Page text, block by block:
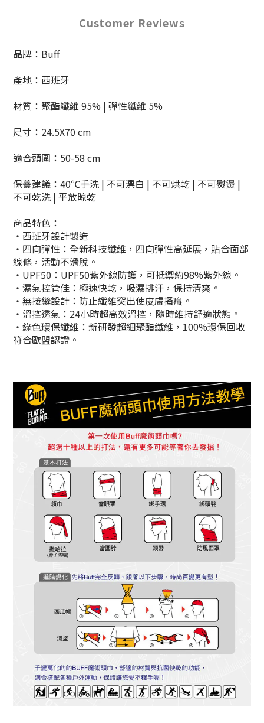
Customer Reviews
品牌：Buff
產地：西班牙
材質：聚酯纖維 95% | 彈性纖維 5%
尺寸：24.5X70 cm
適合頭圍：50-58 cm
保養建議：40℃手洗 | 不可漂白 | 不可烘乾 | 不可熨燙 |
不可乾洗 | 平放晾乾
商品特色：
・西班牙設計製造
・四向彈性：全新科技纖維，四向彈性高延展，貼合面部
線條，活動不滑脫。
・UPF50：UPF50紫外線防護，可抵禦約98%紫外線。
・濕氣控管佳：極速快乾，吸濕排汗，保持清爽。
・無接縫設計：防止纖維突出使皮膚搔癢。
・溫控透氣：24小時超高效溫控，隨時維持舒適狀態。
・綠色環保纖維：新研發超細聚酯纖維，100%環保回收
符合歐盟認證。